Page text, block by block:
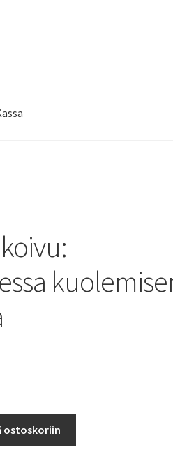
ostoskoriin